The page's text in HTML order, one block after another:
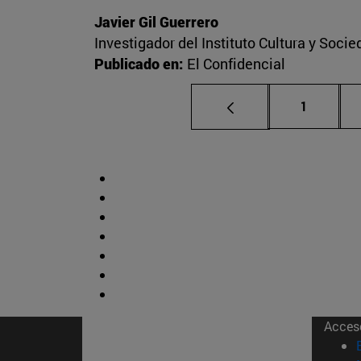
Javier Gil Guerrero
Investigador del Instituto Cultura y
Publicado en: El Confidencial
Página
1